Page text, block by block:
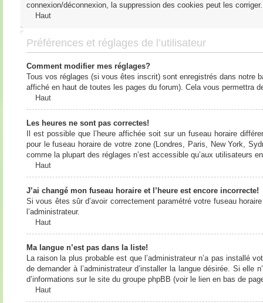
connexion/déconnexion, la suppression des cookies peut les corriger.
Haut
Préférences et réglages de l’utilisateur
Comment modifier mes réglages?
Tous vos réglages (si vous êtes inscrit) sont enregistrés dans notre
affiché en haut de toutes les pages du forum). Cela vous permettra
Haut
Les heures ne sont pas correctes!
Il est possible que l’heure affichée soit sur un fuseau horaire
pour le fuseau horaire de votre zone (Londres, Paris, New York,
comme la plupart des réglages n’est accessible qu’aux utilisateurs
Haut
J’ai changé mon fuseau horaire et l’heure est encore incorrecte!
Si vous êtes sûr d’avoir correctement paramétré votre fuseau
l’administrateur.
Haut
Ma langue n’est pas dans la liste!
La raison la plus probable est que l’administrateur n’a pas installé
de demander à l’administrateur d’installer la langue désirée. Si
d’informations sur le site du groupe phpBB (voir le lien en bas de
Haut